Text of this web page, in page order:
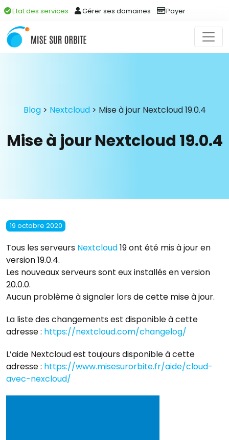
Etat des services Gérer ses domaines Payer
Blog> Nextcloud> Mise à jour Nextcloud 19.0.4
Mise à jour Nextcloud 19.0.4
19 octobre 2020
Tous les serveurs Nextcloud19 ont été mis à jour en
version 19.0.4.
Les nouveaux serveurs sont eux installés en version
20.0.0.
Aucun problème à signaler lors de cette mise à jour.
La liste des changements est disponible à cette
adresse : https://nextcloud.com/changelog/
L’aide Nextcloud est toujours disponible à cette
adresse : https://www.misesurorbite.fr/aide/cloud-
avec-nexcloud/